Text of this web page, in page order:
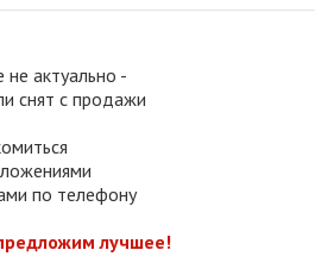
актуально -
снят с продажи
по телефону
лучшее!